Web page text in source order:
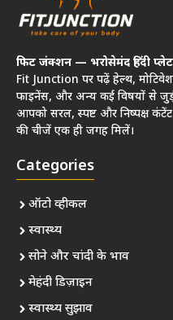
फिट जंक्शन — भरोसेमंद हिंदी
Fit Junction पर पढ़ें हेल्थ,
फाइनेंस, और अन्य कई विषयों से
आपको सरल, स्पष्ट और निष्पक्ष
की चीजें एक ही जगह मिलें।
Categories
ऑटो व्हीकल
स्वास्थ्य
सोने और चांदी के भाव
मेहंदी डिज़ाइन
स्वास्थ्य सुझाव